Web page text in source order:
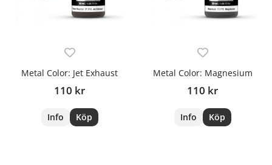
Metal Color: Jet Exhaust
110 kr
Info Köp
Metal Color: Magnesium
110 kr
Info Köp